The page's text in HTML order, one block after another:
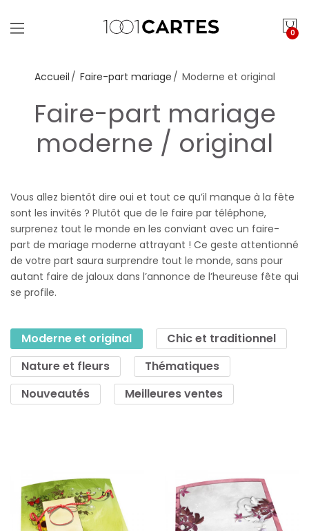
0
Accueil Faire-part mariage Moderne et original
Faire-part mariage
moderne / original
Vous allez bientôt dire oui et tout ce qu’il manque à la fête
sont les invités ? Plutôt que de le faire par téléphone,
surprenez tout le monde en les conviant avec un faire-
part de mariage moderne attrayant ! Ce geste attentionné
de votre part saura surprendre tout le monde, sans pour
autant faire de jaloux dans l’annonce de l’heureuse fête qui
se profile.
Moderne et original
Chic et traditionnel
Nature et fleurs
Thématiques
Nouveautés
Meilleures ventes